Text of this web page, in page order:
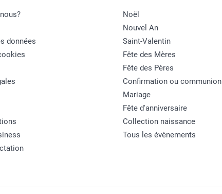
données
Noël
Nouvel An
Saint-Valentin
Fête des Mères
Fête des Pères
Confirmation ou communion
Mariage
Fête d'anniversaire
Collection naissance
Tous les évènements